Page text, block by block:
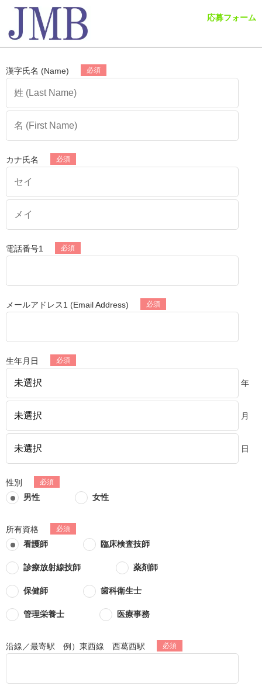
応募フォーム
漢字氏名 (Name)
カナ氏名
電話番号1
メールアドレス1 (Email Address)
生年月日
年
月
日
性別
男性
女性
所有資格
看護師
臨床検査技師
診療放射線技師 薬剤師
保健師 歯科衛生士
管理栄養士 医療事務
沿線／最寄駅 例）東西線 西葛西駅